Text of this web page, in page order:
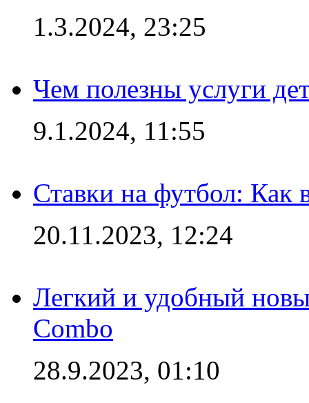
1.3.2024, 23:25
Чем полезны услуги
9.1.2024, 11:55
Ставки на футбол: Как
20.11.2023, 12:24
Легкий и удобный
Combo
28.9.2023, 01:10